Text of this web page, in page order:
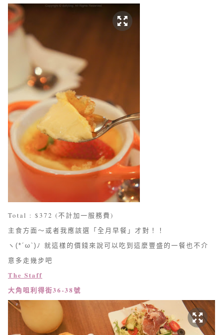
Total : $372 (不計加一服務費)
主食方面～或者我應該選「全月早餐」才對！！
ヽ(*´ω`)ﾉ 就這樣的價錢來說可以吃到這麼豐盛的一餐也不介
意多走幾步吧
The Staff
大角咀利得街36-38號